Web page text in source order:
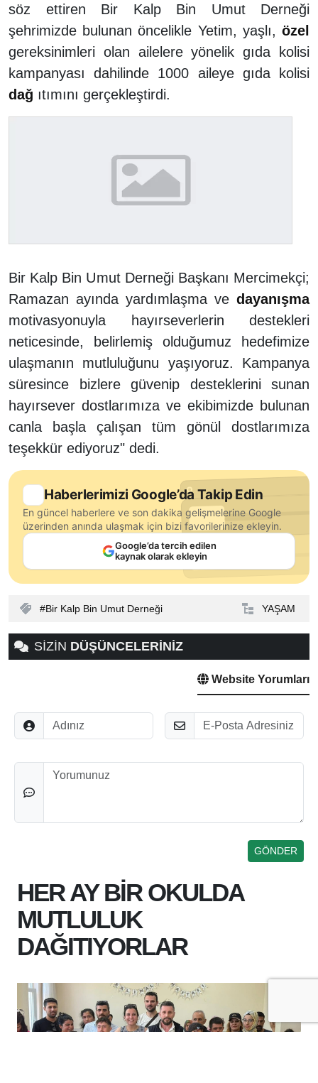
söz ettiren Bir Kalp Bin Umut Derneği
şehrimizde bulunan öncelikle Yetim, yaşlı, özel
gereksinimleri olan ailelere yönelik gıda kolisi
kampanyası dahilinde 1000 aileye gıda kolisi
dağ ıtımını gerçekleştirdi.
Bir Kalp Bin Umut Derneği Başkanı Mercimekçi;
Ramazan ayında yardımlaşma ve dayanışma
motivasyonuyla hayırseverlerin destekleri
neticesinde, belirlemiş olduğumuz hedefimize
ulaşmanın mutluluğunu yaşıyoruz. Kampanya
süresince bizlere güvenip desteklerini sunan
hayırsever dostlarımıza ve ekibimizde bulunan
canla başla çalışan tüm gönül dostlarımıza
teşekkür ediyoruz" dedi.
Haberlerimizi Google’da Takip Edin
En güncel haberlere ve son dakika gelişmelerine Google
üzerinden anında ulaşmak için bizi favorilerinize ekleyin.
Google’da tercih edilen
kaynak olarak ekleyin
Bir Kalp Bin Umut Derneği YAŞAM
SİZİN DÜŞÜNCELERİNİZ
Website Yorumları
Adınız E-Posta
Düşünceleriniz
HER AY BİR OKULDA
MUTLULUK
DAĞITIYORLAR